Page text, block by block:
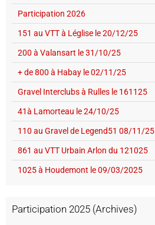
Participation 2026
151 au VTT à Léglise le 20/12/25
200 à Valansart le 31/10/25
+ de 800 à Habay le 02/11/25
Gravel Interclubs à Rulles le 161125
41à Lamorteau le 24/10/25
110 au Gravel de Legend51 08/11/25
861 au VTT Urbain Arlon du 121025
1025 à Houdemont le 09/03/2025
Participation 2025 (Archives)